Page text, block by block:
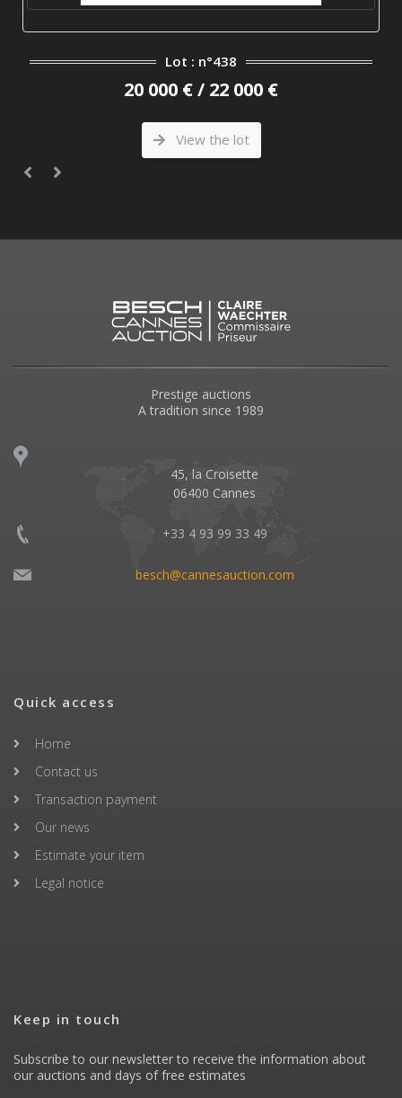
Lot : n°438
20 000 € / 22 000 €
View the lot
Prestige auctions
A tradition since 1989
45, la Croisette
06400 Cannes
+33 4 93 99 33 49
besch@cannesauction.com
Quick access
Home
Contact us
Transaction payment
Our news
Estimate your item
Legal notice
Keep in touch
Subscribe to our newsletter to receive the information about
our auctions and days of free estimates